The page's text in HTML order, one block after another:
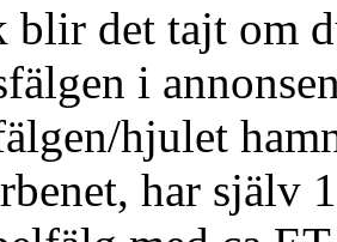
blir det tajt om
i
hjulet
har själv